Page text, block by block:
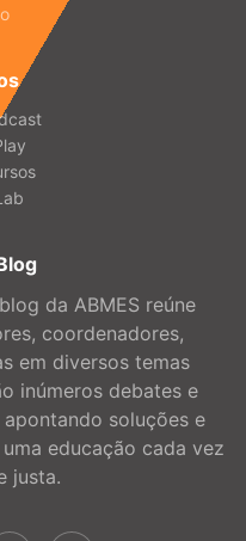
da ABMES reúne
coordenadores,
em diversos temas
inúmeros debates e
soluções e
educação cada vez
justa.